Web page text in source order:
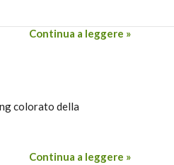
Continua a leggere »
colorato della
Continua a leggere »